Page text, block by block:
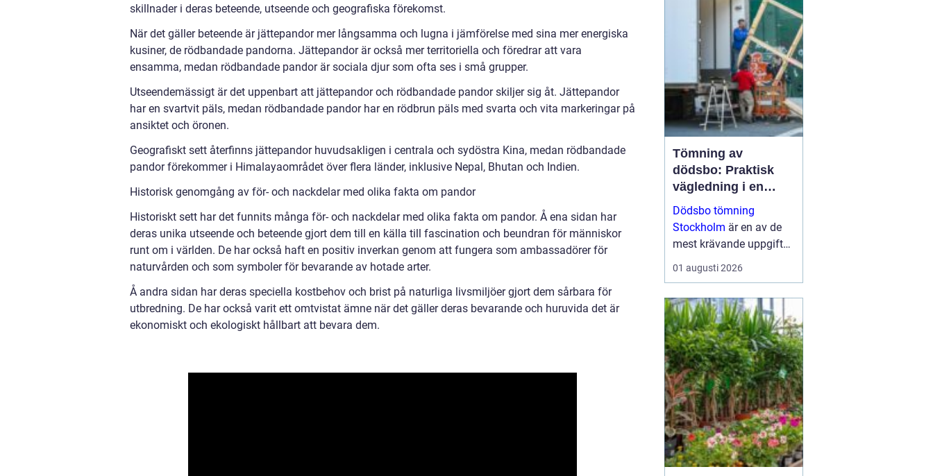
skillnader i deras beteende, utseende och geografiska förekomst.
När det gäller beteende är jättepandor mer långsamma och lugna i jämförelse med sina mer energiska
kusiner, de rödbandade pandorna. Jättepandor är också mer territoriella och föredrar att vara
ensamma, medan rödbandade pandor är sociala djur som ofta ses i små grupper.
Utseendemässigt är det uppenbart att jättepandor och rödbandade pandor skiljer sig åt. Jättepandor
har en svartvit päls, medan rödbandade pandor har en rödbrun päls med svarta och vita markeringar på
ansiktet och öronen.
Geografiskt sett återfinns jättepandor huvudsakligen i centrala och sydöstra Kina, medan rödbandade
pandor förekommer i Himalayaområdet över flera länder, inklusive Nepal, Bhutan och Indien.
Historisk genomgång av för- och nackdelar med olika fakta om pandor
Historiskt sett har det funnits många för- och nackdelar med olika fakta om pandor. Å ena sidan har
deras unika utseende och beteende gjort dem till en källa till fascination och beundran för människor
runt om i världen. De har också haft en positiv inverkan genom att fungera som ambassadörer för
naturvården och som symboler för bevarande av hotade arter.
Å andra sidan har deras speciella kostbehov och brist på naturliga livsmiljöer gjort dem sårbara för
utbredning. De har också varit ett omtvistat ämne när det gäller deras bevarande och huruvida det är
ekonomiskt och ekologiskt hållbart att bevara dem.
Tömning av
dödsbo: Praktisk
vägledning i en
känslig situation
Dödsbo tömning
Stockholm är en av de
mest krävande uppgifter
som närstående kan
ställas inför, både
01 augusti 2026